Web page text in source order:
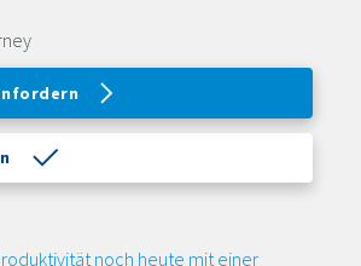
noch heute mit einer